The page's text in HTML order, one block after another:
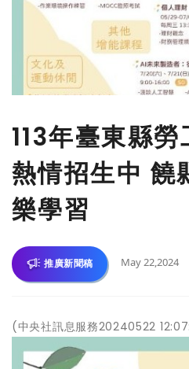
113年臺東縣
熱情招生中 饒
樂學習
推廣新聞稿 May 22,2024
(中央社訊息服務20240522